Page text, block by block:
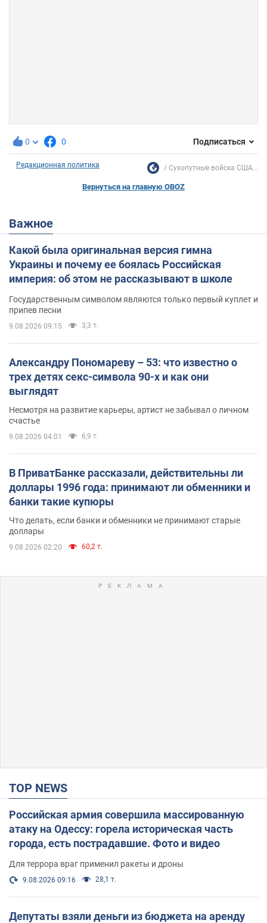
0 0 Подписаться
Редакционная политика Сухопутные войска США...
Вернуться на главную OBOZ
Важное
Какой была оригинальная версия гимна
Украины и почему ее боялась Российская
империя: об этом не рассказывают в школе
Государственным символом являются только первый куплет и
припев песни
9.08.2026 09:15 3,3 т.
Александру Пономареву – 53: что известно о
трех детях секс-символа 90-х и как они
выглядят
Несмотря на развитие карьеры, артист не забывал о личном
счастье
9.08.2026 04:01 6,9 т.
В ПриватБанке рассказали, действительны ли
доллары 1996 года: принимают ли обменники и
банки такие купюры
Что делать, если банки и обменники не принимают старые
доллары
9.08.2026 02:20 60,2 т.
TOP NEWS
Российская армия совершила массированную
атаку на Одессу: горела историческая часть
города, есть пострадавшие. Фото и видео
Для террора враг применил ракеты и дроны
9.08.2026 09:16 28,1 т.
Депутаты взяли деньги из бюджета на аренду